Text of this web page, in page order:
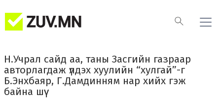
Н.Учрал сайд аа, таны Засгийн газраар
авторлагдаж үлдэх хуулийн “хулгай”-г
Б.Энхбаяр, Г.Дамдинням нар хийх гэж
байна шүү